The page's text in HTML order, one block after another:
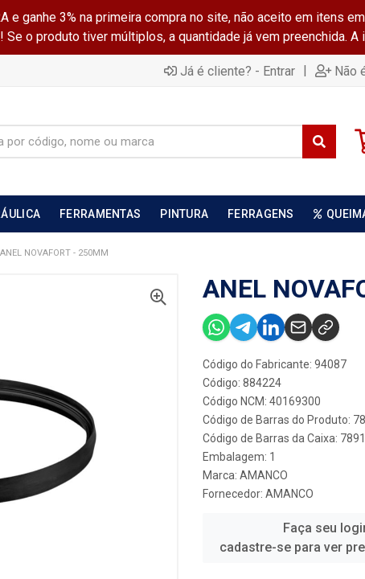
e ganhe 3% na primeira compra no site, não aceito em itens
o produto tiver múltiplos, a quantidade já vem preenchida.
Já é cliente? - Entrar | Não
FERRAMENTAS PINTURA FERRAGENS
ANEL NOVAFORT - 250MM
ANEL
Código do Fabricante: 94087
Código: 884224
Código NCM: 40169300
Código de Barras do Produto:
Código de Barras da Caixa:
Embalagem: 1
Marca: AMANCO
Fornecedor: AMANCO
Faça seu
cadastre-se para ver